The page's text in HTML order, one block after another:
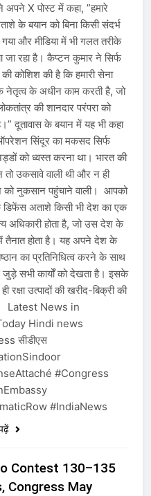
अपने X पोस्ट में कहा, ”हमारे
के बयान को बिना किसी संदर्भ
और मीडिया में भी गलत तरीके
जा रहा है। कैप्टन कुमार ने सिर्फ
कोशिश की है कि हमारी सेना
नेतृत्व के अधीन काम करती है, जो
की शानदार परंपरा को
दूतावास के बयान में यह भी कहा
सिंदूर का मकसद सिर्फ
को ध्वस्त करना था। भारत की
तो उकसावे वाली थी और न ही
को नुकसान पहुंचाने वाली। आपको
डिफेंस अताशे किसी भी देश का एक
अधिकारी होता है, जो उस देश के
तैनात होता है। यह अपने देश के
का प्रतिनिधित्व करने के साथ
सभी कार्यों को देखता है। इसके
रक्षा उत्पादों की खरीद-बिक्री की
Latest News in
Hindi news
सीडीएस
#Congress
#IndiaNews
Contest 130–135
Congress May